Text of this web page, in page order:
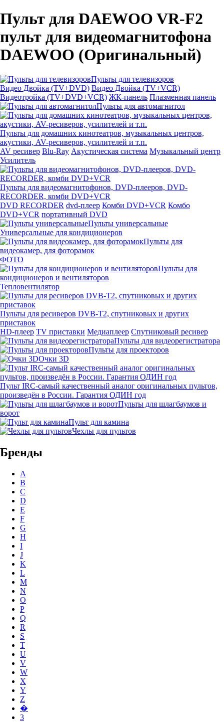
Пульт для DAEWOO VR-F2
пульт для видеомагнитофона
DAEWOO (Оригинальный)
Пульты для телевизоров
Видео Двойка (TV+DVD) Видео Двойка (TV+VCR)
Видеотройка (TV+DVD+VCR) ЖК-панель Плазменная панель
Пульты для автомагнитол
Пульты для домашних кинотеатров, музыкальных центров,
акустики, AV-ресиверов, усилителей и т.п.
AV ресивер Blu-Ray Акустическая система Музыкальный центр
Усилитель
Пульты для видеомагнитофонов, DVD-плееров, DVD-
RECORDER, комби DVD+VCR
DVD RECORDER dvd-плеер Комби DVD+VCR Комбо
DVD+VCR портативный DVD
Пульты универсальные
Универсальные для кондиционеров
Пульты для
видеокамер, для фоторамок
ФОТО
Пульты для
кондиционеров и вентиляторов
Тепловентилятор
Пульты для ресиверов DVB-T2, спутниковых и других
приставок
HD-плеер TV приставки Медиаплеер Спутниковый ресивер
Пульты для видеорегистратора
Пульты для проекторов
Очки 3D
Пульт IRC-самый качественный аналог оригинальных пультов,
произведён в России. Гарантия ОДИН год
Пульты для шлагбаумов и
ворот
Пульт для камина
Чехлы для пультов
Бренды
A
B
C
D
E
F
G
H
I
J
K
L
M
N
O
P
Q
R
S
T
U
V
W
X
Y
Z
�
3